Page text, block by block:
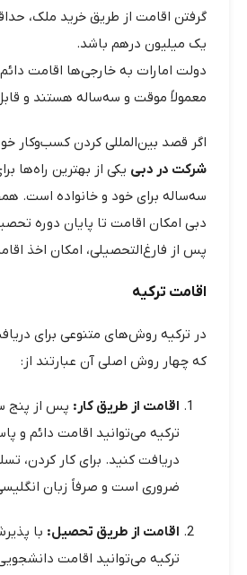
گرفتن اقامت از طریق خرید ملک،
یک میلیون درهم باشد.
دولت امارات به خارجی‌ها اقامت
معمولاً موقت و سه‌ساله هستند و
اگر قصد بین‌المللی کردن کسب‌وکار خود
شرکت در دبی یکی از بهترین راه‌ها
سه‌ساله برای خود و خانواده است.
دبی امکان اقامت تا پایان دوره
پس از فارغ‌التحصیلی، امکان اخذ
اقامت ترکیه
در ترکیه روش‌های متنوعی برای
که چهار روش اصلی آن عبارتند از:
اقامت از طریق کار: پس از پنج
ترکیه می‌توانید اقامت دائم و
دریافت کنید. برای کار کردن،
ضروری است و صرفاً زبان
اقامت از طریق تحصیل: با
ترکیه می‌توانید اقامت